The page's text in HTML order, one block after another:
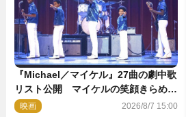
『Michael／マイケル』27曲の劇中歌
リスト公開 マイケルの笑顔きらめく
新映像も
映画 2026/8/7 15:00